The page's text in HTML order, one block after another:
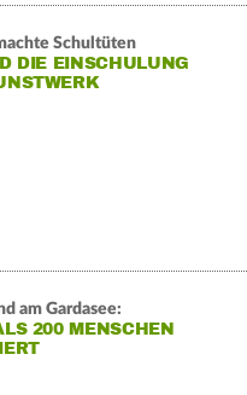
Schultüten
DIE EINSCHULUNG
am Gardasee:
200 MENSCHEN